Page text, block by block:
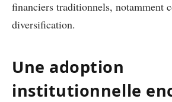
financiers traditionnels, notamment
diversification.
Une adoption
institutionnelle